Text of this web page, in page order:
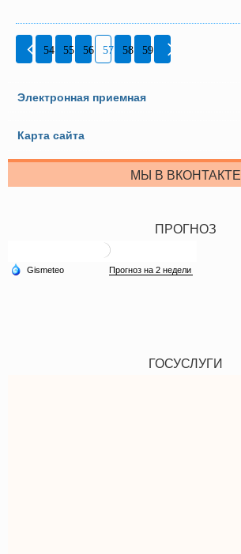
54 55 56 57 58 59
Электронная приемная
Карта сайта
МЫ В ВКОНТАКТЕ
ПРОГНОЗ
ГОСУСЛУГИ